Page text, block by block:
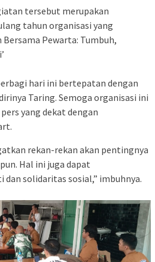
tersebut merupakan
tahun organisasi yang
Pewarta: Tumbuh,
hari ini bertepatan dengan
Taring. Semoga organisasi ini
yang dekat dengan
rekan-rekan akan pentingnya
Hal ini juga dapat
solidaritas sosial,” imbuhnya.